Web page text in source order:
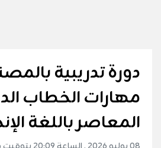
دورة تدريبية
مهارات الخطاب
المعاصر باللغة